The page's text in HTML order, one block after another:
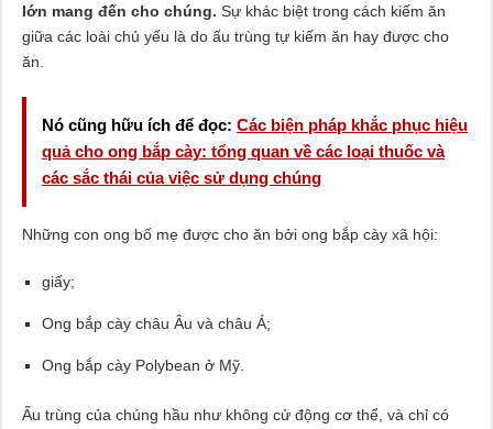
lớn mang đến cho chúng. Sự khác biệt trong cách kiếm ăn
giữa các loài chủ yếu là do ấu trùng tự kiếm ăn hay được cho
ăn.
Nó cũng hữu ích để đọc: Các biện pháp khắc phục hiệu
quả cho ong bắp cày: tổng quan về các loại thuốc và
các sắc thái của việc sử dụng chúng
Những con ong bố mẹ được cho ăn bởi ong bắp cày xã hội:
giấy;
Ong bắp cày châu Âu và châu Á;
Ong bắp cày Polybean ở Mỹ.
Ấu trùng của chúng hầu như không cử động cơ thể, và chỉ có